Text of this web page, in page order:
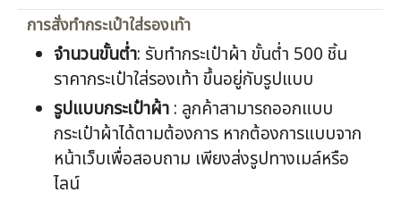
การสั่งทำกระเป๋าใส่รองเท้า
จำนวนขั้นต่ำ: รับทำกระเป๋าผ้า ขั้นต่ำ 500 ชิ้น
ราคากระเป๋าใส่รองเท้า ขึ้นอยู่กับรูปแบบ
รูปแบบกระเป๋าผ้า : ลูกค้าสามารถออกแบบ
กระเป๋าผ้าได้ตามต้องการ หากต้องการแบบจาก
หน้าเว็บเพื่อสอบถาม เพียงส่งรูปทางเมล์หรือ
ไลน์